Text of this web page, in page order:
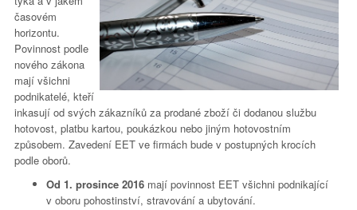
časovém
horizontu.
Povinnost podle
nového zákona
mají všichni
podnikatelé, kteří
inkasují od svých zákazníků za prodané zboží či dodanou službu
hotovost, platbu kartou, poukázkou nebo jiným hotovostním
způsobem. Zavedení EET ve firmách bude v postupných krocích
podle oborů.
Od 1. prosince 2016 mají povinnost EET všichni podnikající
v oboru pohostinství, stravování a ubytování.